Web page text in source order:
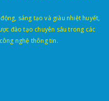
sáng tạo và giàu nhiệt huyết,
đào tạo chuyên sâu trong các
nghệ thông tin.